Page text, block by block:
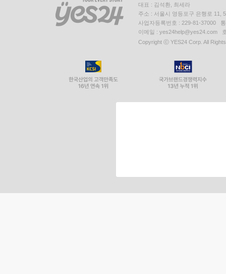
대표 : 김석환, 최세라
주소 : 서울시 영등포구 은행로 11,
사업자등록번호 : 229-81-37000
이메일 : yes24help@yes24.com
Copyright ⓒ YES24 Corp. All